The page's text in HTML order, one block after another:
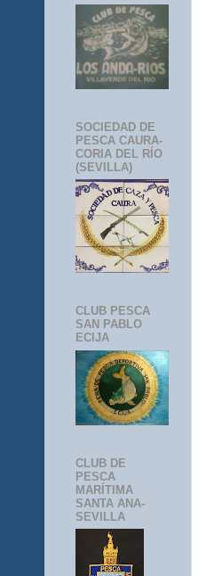
SOCIEDAD DE
PESCA CAURA-
CORIA DEL RÍO
(SEVILLA)
CLUB PESCA
SAN PABLO
ECIJA
CLUB DE
PESCA
MARÍTIMA
SANTA ANA-
SEVILLA